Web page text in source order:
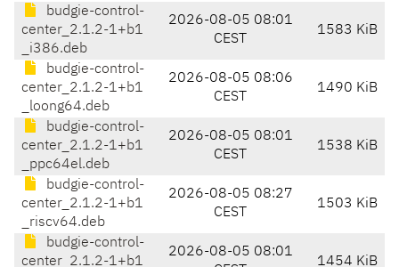
budgie-control-
center_2.1.2-1+b1
_i386.deb
2026-08-05 08:01
CEST
1583 KiB
budgie-control-
center_2.1.2-1+b1
_loong64.deb
2026-08-05 08:06
CEST
1490 KiB
budgie-control-
center_2.1.2-1+b1
_ppc64el.deb
2026-08-05 08:01
CEST
1538 KiB
budgie-control-
center_2.1.2-1+b1
_riscv64.deb
2026-08-05 08:27
CEST
1503 KiB
budgie-control-
center_2.1.2-1+b1
2026-08-05 08:01
1454 KiB